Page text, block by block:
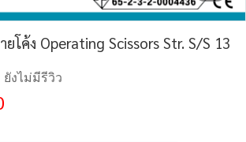
โค้ง Operating Scissors Str. S/S 13
ยังไม่มีรีวิว